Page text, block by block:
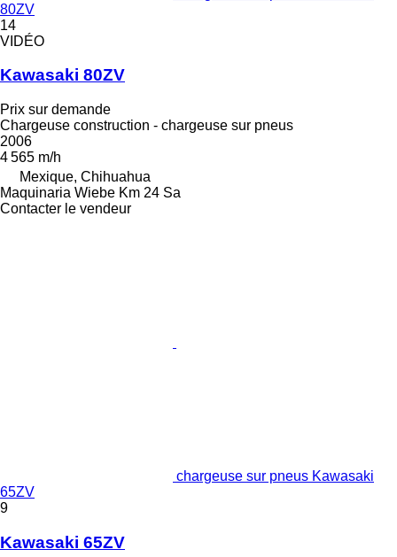
80ZV
14
VIDÉO
Kawasaki 80ZV
Prix sur demande
Chargeuse construction - chargeuse sur pneus
2006
4 565 m/h
Mexique, Chihuahua
Maquinaria Wiebe Km 24 Sa
Contacter le vendeur
chargeuse sur pneus Kawasaki
65ZV
9
Kawasaki 65ZV